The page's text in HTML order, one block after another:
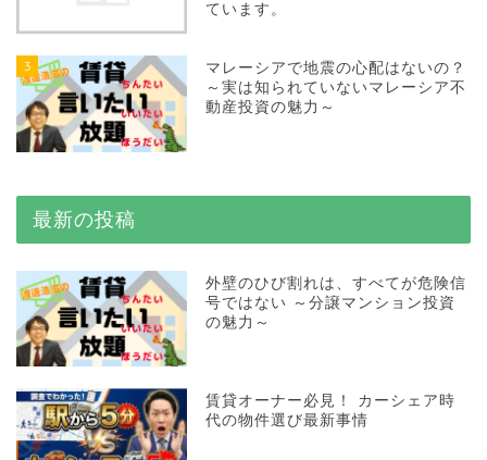
ています。
3
マレーシアで地震の心配はないの？
～実は知られていないマレーシア不
動産投資の魅力～
最新の投稿
外壁のひび割れは、すべてが危険信
号ではない ～分譲マンション投資
の魅力～
賃貸オーナー必見！ カーシェア時
代の物件選び最新事情